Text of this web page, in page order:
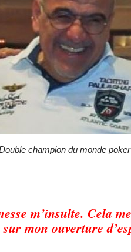
champion du monde poker
m’insulte. Cela
mon ouverture